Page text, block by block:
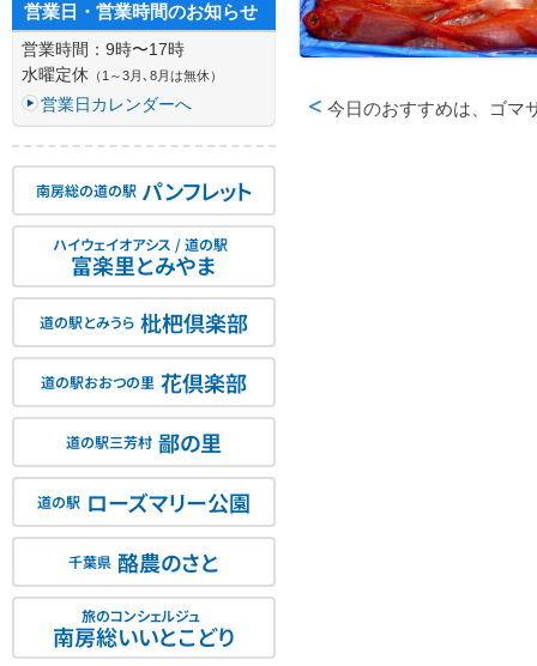
今日のおすすめは、ゴマ
営業日・営業時間のお知らせ
営業時間：9時〜17時
水曜定休 （1～3月､8月は無休）
営業日カレンダーへ
南房総の道の駅 パンフレット
ハイウェイオアシス / 道の駅
富楽里とみやま
道の駅とみうら 枇杷倶楽部
道の駅おおつの里 花倶楽部
道の駅三芳村 鄙の里
道の駅 ローズマリー公園
千葉県 酪農のさと
旅のコンシェルジュ
南房総いいとこどり